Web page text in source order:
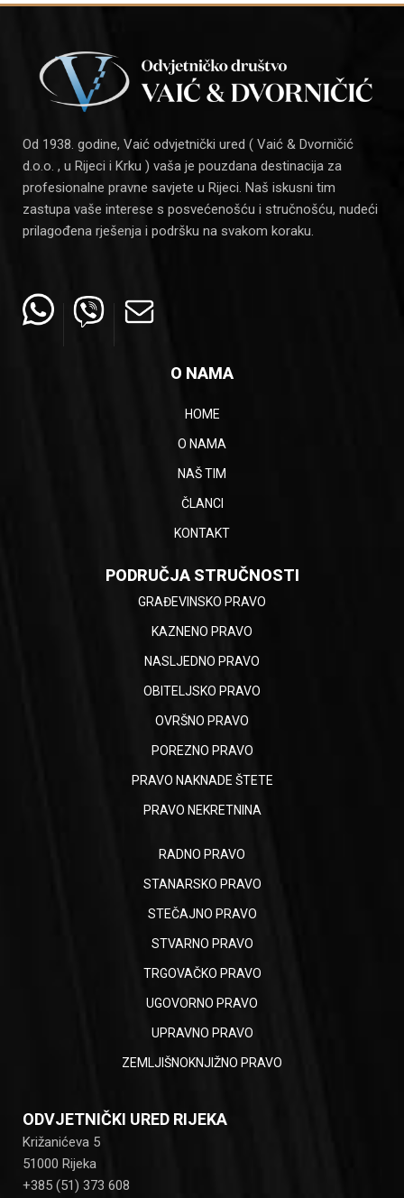
Od 1938. godine, Vaić odvjetnički ured ( Vaić & Dvorničić
d.o.o. , u Rijeci i Krku ) vaša je pouzdana destinacija za
profesionalne pravne savjete u Rijeci. Naš iskusni tim
zastupa vaše interese s posvećenošću i stručnošću, nudeći
prilagođena rješenja i podršku na svakom koraku.
O NAMA
HOME
O NAMA
NAŠ TIM
ČLANCI
KONTAKT
PODRUČJA STRUČNOSTI
GRAĐEVINSKO PRAVO
KAZNENO PRAVO
NASLJEDNO PRAVO
OBITELJSKO PRAVO
OVRŠNO PRAVO
POREZNO PRAVO
PRAVO NAKNADE ŠTETE
PRAVO NEKRETNINA
RADNO PRAVO
STANARSKO PRAVO
STEČAJNO PRAVO
STVARNO PRAVO
TRGOVAČKO PRAVO
UGOVORNO PRAVO
UPRAVNO PRAVO
ZEMLJIŠNOKNJIŽNO PRAVO
ODVJETNIČKI URED RIJEKA
Križanićeva 5
51000 Rijeka
+385 (51) 373 608